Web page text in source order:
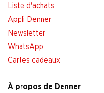
Liste d'achats
Appli Denner
Newsletter
WhatsApp
Cartes cadeaux
À propos de Denner